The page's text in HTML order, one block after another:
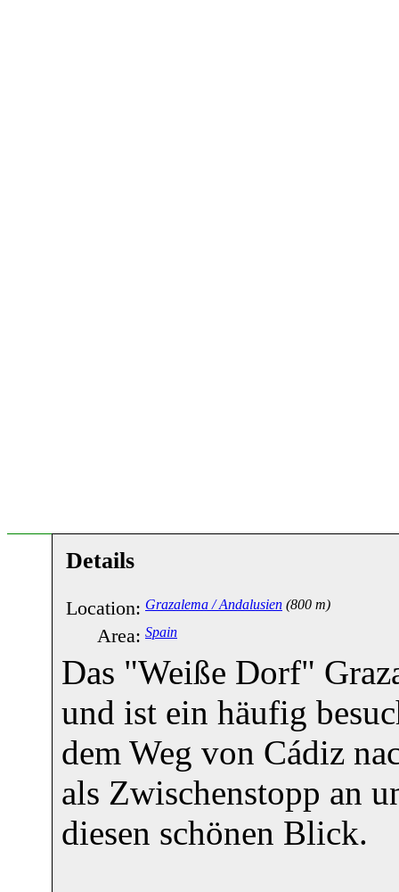
Details
Location: Grazalema / Andalusien (800 m)
Area: Spain
Das "Weiße Dorf"
und ist ein häufig
dem Weg von Cádiz
als Zwischenstopp an
diesen schönen Blick.